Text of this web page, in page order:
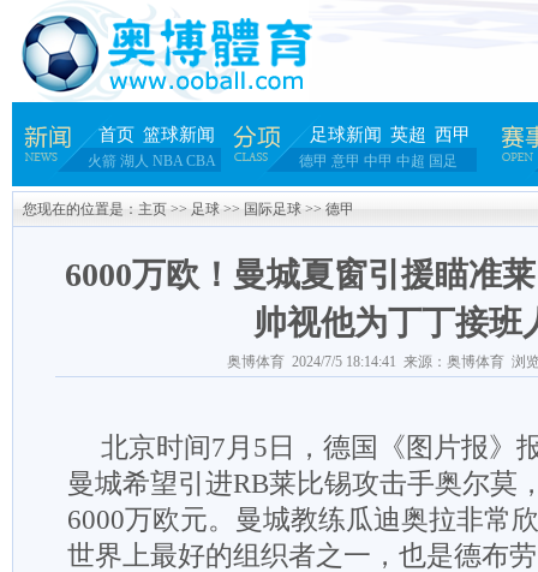
首页 篮球新闻
火箭 湖人 NBA CBA
足球新闻 英超 西甲
德甲 意甲 中甲 中超 国足
您现在的位置是： 主页 >> 足球 >> 国际足球 >> 德甲
6000万欧！曼城夏窗引援瞄准
帅视他为丁丁接班
奥博体育 2024/7/5 18:14:41 来源：奥博体育 浏
北京时间7月5日，德国《图片报》
曼城希望引进RB莱比锡攻击手奥尔莫
6000万欧元。曼城教练瓜迪奥拉非常
世界上最好的组织者之一，也是德布